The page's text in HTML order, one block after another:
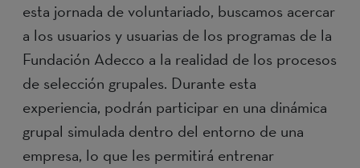
esta jornada de voluntariado, buscamos acercar
a los usuarios y usuarias de los programas de la
Fundación Adecco a la realidad de los procesos
de selección grupales. Durante esta
experiencia, podrán participar en una dinámica
grupal simulada dentro del entorno de una
empresa, lo que les permitirá entrenar